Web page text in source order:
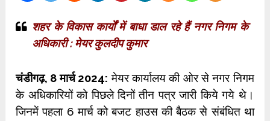
शहर के विकास कार्यों में बाधा डाल रहे हैं नगर निगम के
अधिकारी : मेयर कुलदीप कुमार
चंडीगढ़, 8 मार्च 2024: मेयर कार्यालय की ओर से नगर निगम
के अधिकारियों को पिछले दिनों तीन पत्र जारी किये गये थे।
जिनमें पहला 6 मार्च को बजट हाउस की बैठक से संबंधित था